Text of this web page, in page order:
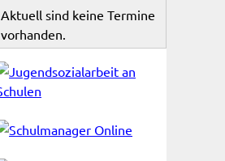
Aktuell sind keine Termine
vorhanden.